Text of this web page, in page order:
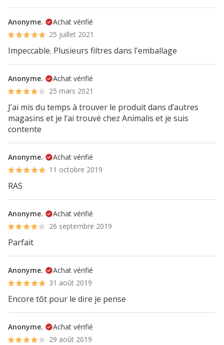
Anonyme.
Achat vérifié
25 juillet 2021
Impeccable. Plusieurs filtres dans l'emballage
Anonyme.
Achat vérifié
25 mars 2021
J’ai mis du temps à trouver le produit dans d’autres
magasins et je l’ai trouvé chez Animalis et je suis
contente
Anonyme.
Achat vérifié
11 octobre 2019
RAS
Anonyme.
Achat vérifié
26 septembre 2019
Parfait
Anonyme.
Achat vérifié
31 août 2019
Encore tôt pour le dire je pense
Anonyme.
Achat vérifié
29 août 2019